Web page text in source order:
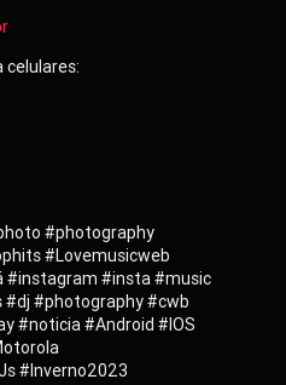
celulares:
#photography
#Lovemusicweb
#instagram #insta #music
#photography #cwb
#noticia #Android #IOS
#Inverno2023